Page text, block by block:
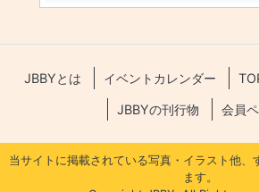
JBBYとは イベントカレンダー
JBBYの刊行物 会員
当サイトに掲載されている写真・イラスト他、
ます。